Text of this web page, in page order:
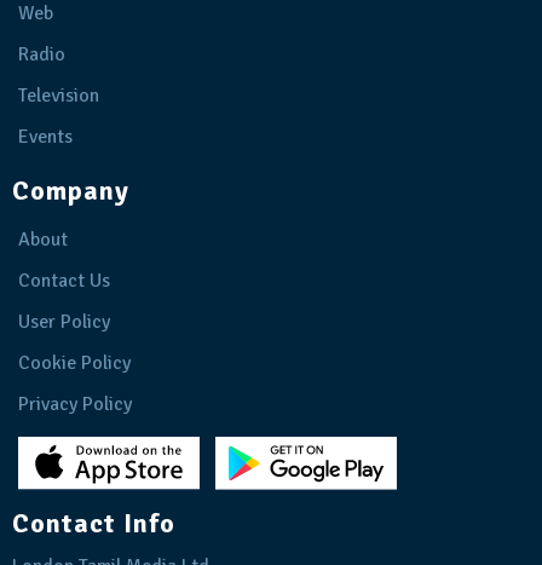
Web
Radio
Television
Events
Company
About
Contact Us
User Policy
Cookie Policy
Privacy Policy
Contact Info